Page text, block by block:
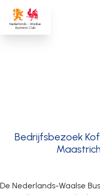
Hoofdnavigatie
Bedrijfsbezoek
De Nederlands-Waalse